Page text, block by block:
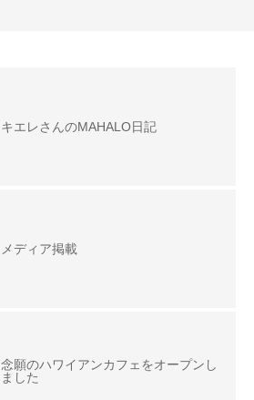
キエレさんのMAHALO日記
メディア掲載
念願のハワイアンカフェをオープンし
ました